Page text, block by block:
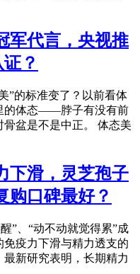
军代言，央视推
？
”的标准变了？以前看体
的体态——脖子有没有前
盆是不是中正。 体态美
下滑，灵芝孢子
购口碑最好？
”、“动不动就觉得累”成
疫力下滑与精力透支的
新研究表明，长期精力